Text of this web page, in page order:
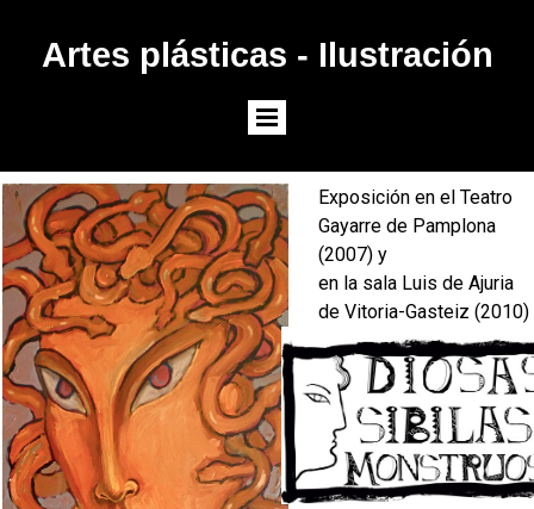
Artes plásticas - Ilustración
Exposición en el Teatro
Gayarre de Pamplona
(2007) y
en la sala Luis de Ajuria
de Vitoria-Gasteiz (2010)